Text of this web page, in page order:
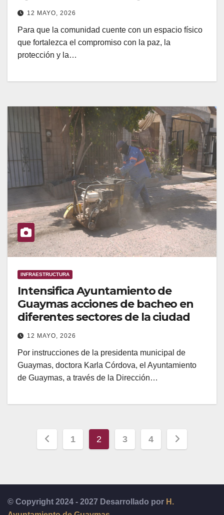
12 MAYO, 2026
Para que la comunidad cuente con un espacio físico
que fortalezca el compromiso con la paz, la
protección y la…
INFRAESTRUCTURA
Intensifica Ayuntamiento de
Guaymas acciones de bacheo en
diferentes sectores de la ciudad
12 MAYO, 2026
Por instrucciones de la presidenta municipal de
Guaymas, doctora Karla Córdova, el Ayuntamiento
de Guaymas, a través de la Dirección…
Paginación
entradas
1 2 3 4
© Copyright 2024 - 2027 Desarrollado por H.